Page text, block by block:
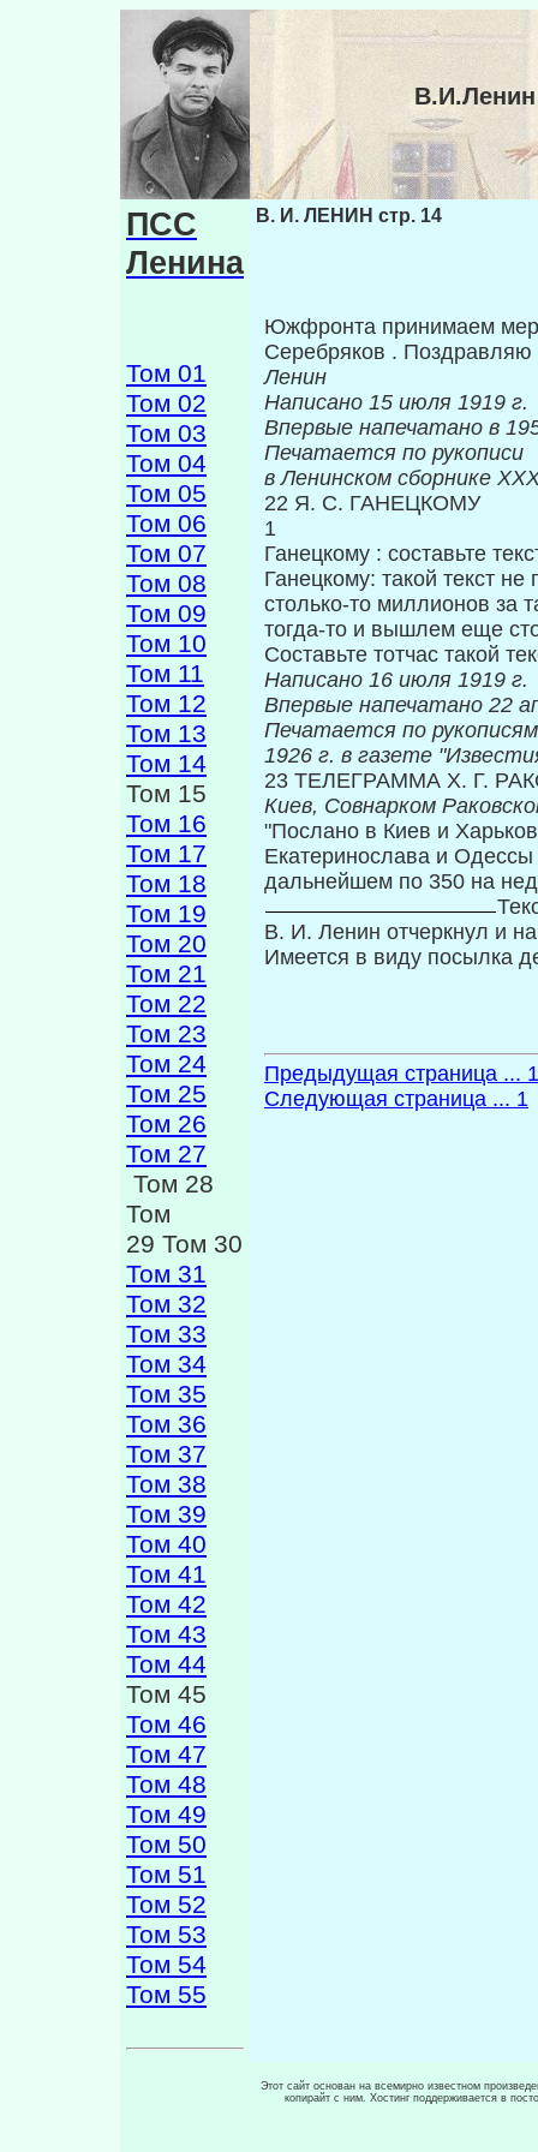
ПСС
Ленина
Том 01
Том 02
Том 03
Том 04
Том 05
Том 06
Том 07
Том 08
Том 09
Том 10
Том 11
Том 12
Том 13
Том 14
Том 15
Том 16
Том 17
Том 18
Том 19
Том 20
Том 21
Том 22
Том 23
Том 24
Том 25
Том 26
Том 27
Том 28
Том
29 Том 30
Том 31
Том 32
Том 33
Том 34
Том 35
Том 36
Том 37
Том 38
Том 39
Том 40
Том 41
Том 42
Том 43
Том 44
Том 45
Том 46
Том 47
Том 48
Том 49
Том 50
Том 51
Том 52
Том 53
Том 54
Том 55
В. И. ЛЕНИН стр. 14
Южфронта принимаем
Серебряков . Поздравляю
Ленин
Написано 15 июля 1919 г.
Впервые
Печатается по рукописи
в Ленинском сборнике
22 Я. С. ГАНЕЦКОМУ
1
Ганецкому : составьте
Ганецкому: такой текст
столько-то миллионов за
тогда-то и вышлем еще
Составьте тотчас такой
Написано 16 июля 1919 г.
Впервые
Печатается по рукописям
1926 г. в газете
23 ТЕЛЕГРАММА X. Г.
Киев, Совнарком
"Послано в Киев и
Екатеринослава и
дальнейшем по 350 на
В. И. Ленин отчеркнул и
Имеется в виду посылка
Предыдущая страница ...
Следующая страница ... 1
Этот сайт основан на всемирно известном
копирайт с ним. Хостинг поддерживается в